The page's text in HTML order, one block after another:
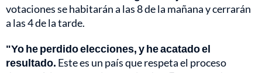
votaciones se habitarán a las 8 de la mañana y cerrarán
a las 4 de la tarde.
"Yo he perdido elecciones, y he acatado el
resultado. Este es un país que respeta el proceso